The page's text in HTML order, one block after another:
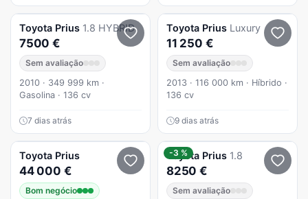
Toyota Prius 1.8 HYBRID
7500 €
Sem avaliação
2010 · 349 999 km ·
Gasolina · 136 cv
7 dias atrás
Toyota Prius Luxury
11 250 €
Sem avaliação
2013 · 116 000 km · Híbrido ·
136 cv
9 dias atrás
Toyota Prius
44 000 €
Bom negócio
-3 %
Toyota Prius 1.8
8250 €
Sem avaliação